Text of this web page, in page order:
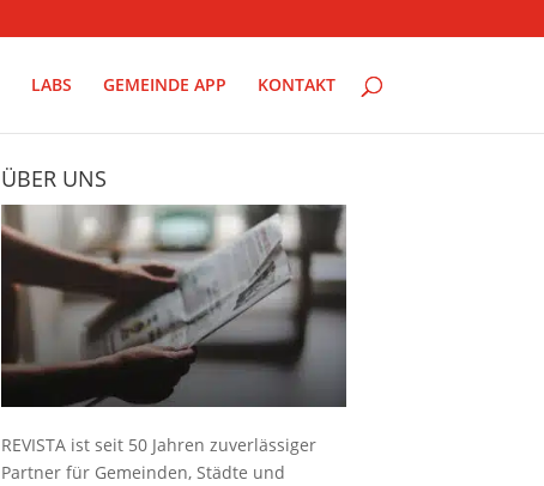
LABS GEMEINDE APP KONTAKT
ÜBER UNS
REVISTA ist seit 50 Jahren zuverlässiger
Partner für Gemeinden, Städte und